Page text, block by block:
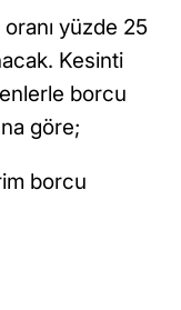
yüzde 25
Kesinti
borcu
göre;
borcu